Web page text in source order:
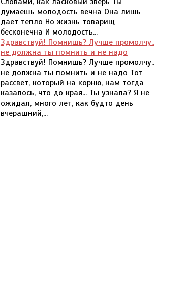
думаешь молодость вечна Она лишь
дает тепло Но жизнь товарищ
бесконечна И молодость...
Здравствуй! Помнишь? Лучше промолчу..
не должна ты помнить и не надо
Здравствуй! Помнишь? Лучше промолчу..
не должна ты помнить и не надо Тот
рассвет, который на корню, нам тогда
казалось, что до края... Ты узнала? Я не
ожидал, много лет, как будто день
вчерашний,...